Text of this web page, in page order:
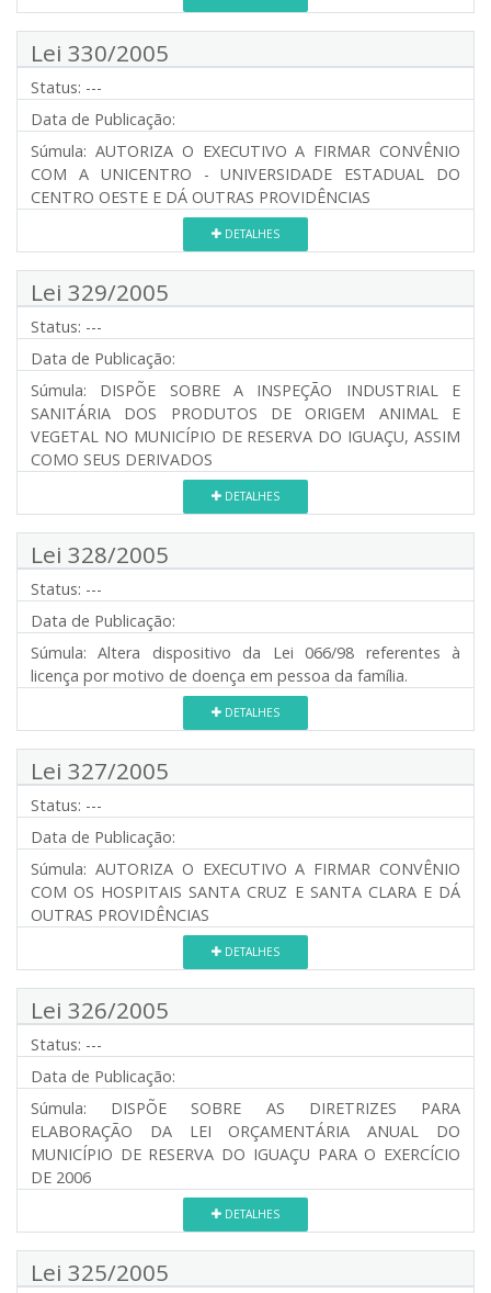
Lei 330/2005
Status: ---
Data de Publicação:
Súmula: AUTORIZA O EXECUTIVO A FIRMAR CONVÊNIO
COM A UNICENTRO - UNIVERSIDADE ESTADUAL DO
CENTRO OESTE E DÁ OUTRAS PROVIDÊNCIAS
DETALHES
Lei 329/2005
Status: ---
Data de Publicação:
Súmula: DISPÕE SOBRE A INSPEÇÃO INDUSTRIAL E
SANITÁRIA DOS PRODUTOS DE ORIGEM ANIMAL E
VEGETAL NO MUNICÍPIO DE RESERVA DO IGUAÇU, ASSIM
COMO SEUS DERIVADOS
DETALHES
Lei 328/2005
Status: ---
Data de Publicação:
Súmula: Altera dispositivo da Lei 066/98 referentes à
licença por motivo de doença em pessoa da família.
DETALHES
Lei 327/2005
Status: ---
Data de Publicação:
Súmula: AUTORIZA O EXECUTIVO A FIRMAR CONVÊNIO
COM OS HOSPITAIS SANTA CRUZ E SANTA CLARA E DÁ
OUTRAS PROVIDÊNCIAS
DETALHES
Lei 326/2005
Status: ---
Data de Publicação:
Súmula: DISPÕE SOBRE AS DIRETRIZES PARA
ELABORAÇÃO DA LEI ORÇAMENTÁRIA ANUAL DO
MUNICÍPIO DE RESERVA DO IGUAÇU PARA O EXERCÍCIO
DE 2006
DETALHES
Lei 325/2005